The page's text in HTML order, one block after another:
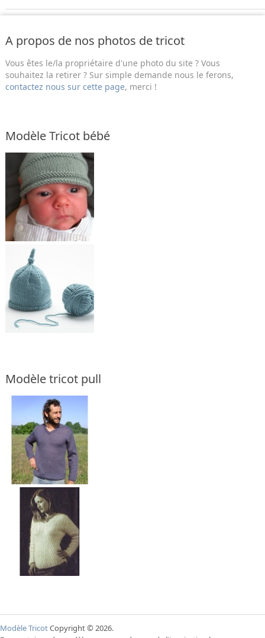
A propos de nos photos de tricot
Vous êtes le/la propriétaire d'une photo du site ? Vous
souhaitez la retirer ? Sur simple demande nous le ferons,
contactez nous sur cette page, merci !
Modèle Tricot bébé
Modèle tricot pull
Modèle TricotCopyright © 2026.